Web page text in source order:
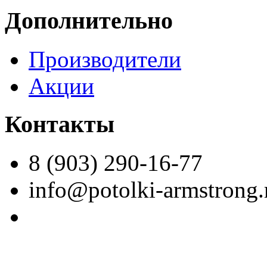
Дополнительно
Производители
Акции
Контакты
8 (903) 290-16-77
info@potolki-